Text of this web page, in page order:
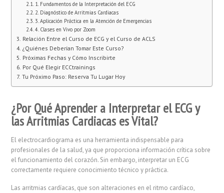
1. Fundamentos de la Interpretación del ECG
2. Diagnóstico de Arritmias Cardiacas
3. Aplicación Práctica en la Atención de Emergencias
4. Clases en Vivo por Zoom
Relación Entre el Curso de ECG y el Curso de ACLS
¿Quiénes Deberían Tomar Este Curso?
Próximas Fechas y Cómo Inscribirte
Por Qué Elegir ECCtrainings
Tu Próximo Paso: Reserva Tu Lugar Hoy
¿Por Qué Aprender a Interpretar el ECG y
las Arritmias Cardiacas es Vital?
El electrocardiograma es una herramienta indispensable para
profesionales de la salud, ya que proporciona información crítica sobre
el funcionamiento del corazón. Sin embargo, interpretar un ECG
correctamente requiere conocimiento técnico y práctica.
Las arritmias cardíacas, que son alteraciones en el ritmo cardíaco,